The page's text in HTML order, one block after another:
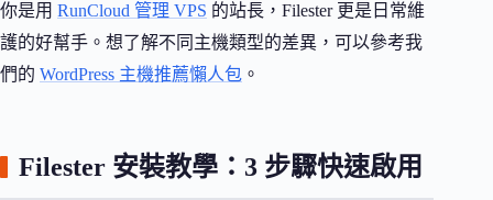
你是用 RunCloud 管理 VPS 的站長，Filester 更是日常維
護的好幫手。想了解不同主機類型的差異，可以參考我
們的 WordPress 主機推薦懶人包 。
Filester 安裝教學：3 步驟快速啟用